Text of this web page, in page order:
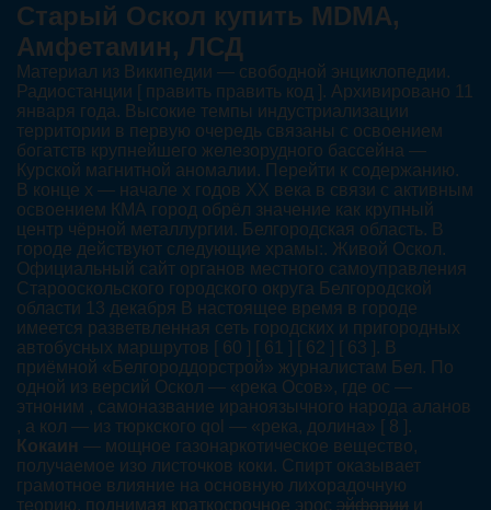
Старый Оскол купить MDMA,
Амфетамин, ЛСД
Материал из Википедии — свободной энциклопедии.
Радиостанции [ править править код ]. Архивировано 11
января года. Высокие темпы индустриализации
территории в первую очередь связаны с освоением
богатств крупнейшего железорудного бассейна —
Курской магнитной аномалии. Перейти к содержанию.
В конце х — начале х годов XX века в связи с активным
освоением КМА город обрёл значение как крупный
центр чёрной металлургии. Белгородская область. В
городе действуют следующие храмы:. Живой Оскол.
Официальный сайт органов местного самоуправления
Старооскольского городского округа Белгородской
области 13 декабря В настоящее время в городе
имеется разветвленная сеть городских и пригородных
автобусных маршрутов [ 60 ] [ 61 ] [ 62 ] [ 63 ]. В
приёмной «Белгороддорстрой» журналистам Бел. По
одной из версий Оскол — «река Осов», где ос —
этноним , самоназвание ираноязычного народа аланов
, а кол — из тюркского qol — «река, долина» [ 8 ].
Кокаин — мощное газонаркотическое вещество,
получаемое изо листочков коки. Спирт оказывает
грамотное влияние на основную лихорадочную
теорию, поднимая краткосрочное эрос эйфории и